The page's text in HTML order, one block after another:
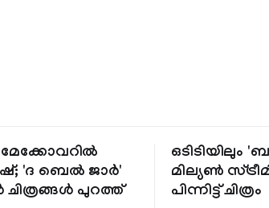
മേക്കോവറിൽ
'ദ ബെൽ ജാർ'
പുറത്ത്
ഒടിടിയിലും
മില്യൺ
പിന്നിട്ട് ചിത്രം